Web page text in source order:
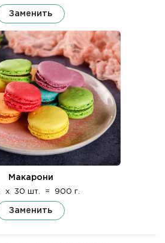
Заменить
Макарони
x 30 шт. = 900 г.
Заменить